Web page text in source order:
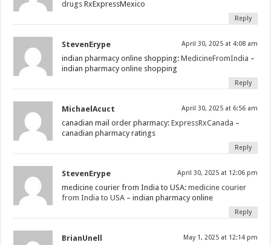
drugs RxExpressMexico
Reply
StevenErype April 30, 2025 at 4:08 am
indian pharmacy online shopping:MedicineFromIndia –
indian pharmacy online shopping
Reply
MichaelAcuct April 30, 2025 at 6:56 am
canadian mail order pharmacy:ExpressRxCanada –
canadian pharmacy ratings
Reply
StevenErype April 30, 2025 at 12:06 pm
medicine courier from India to USA:medicine courier
from India to USA – indian pharmacy online
Reply
BrianUnell May 1, 2025 at 12:14 pm